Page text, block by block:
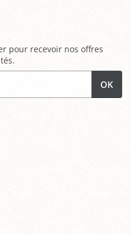
pour recevoir nos offres
OK